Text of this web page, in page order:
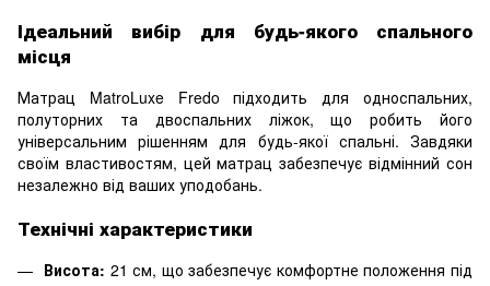
Ідеальний вибір для будь-якого спального
місця
Матрац MatroLuxe Fredo підходить для односпальних,
полуторних та двоспальних ліжок, що робить його
універсальним рішенням для будь-якої спальні. Завдяки
своїм властивостям, цей матрац забезпечує відмінний сон
незалежно від ваших уподобань.
Технічні характеристики
Висота: 21 см, що забезпечує комфортне положення під